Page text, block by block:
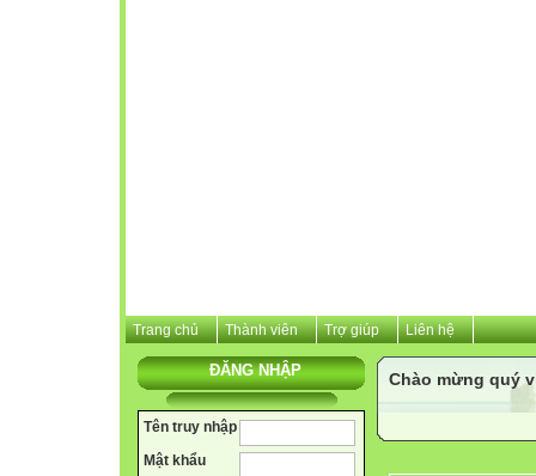
Trang chủ Thành viên Trợ giúp Liên hệ
ĐĂNG NHẬP
Tên truy nhập
Mật khẩu
Chào mừng quý